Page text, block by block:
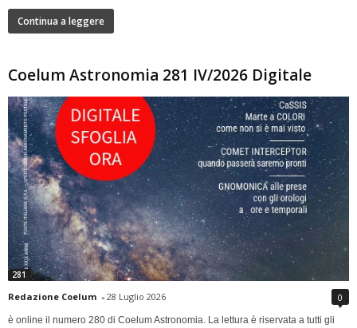
Continua a leggere
Coelum Astronomia 281 IV/2026 Digitale
281
Redazione Coelum - 28 Luglio 2026 0
è online il numero 280 di Coelum Astronomia. La lettura è riservata a tutti gli